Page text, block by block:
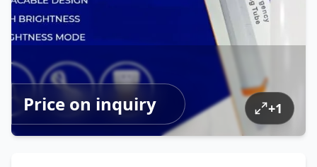
Price on inquiry +1